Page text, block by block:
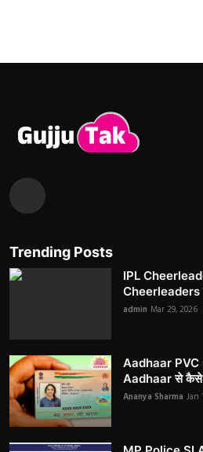
Trending Posts
IPL
Cheerleaders
admin Mar 29, 2026
Aadhaar PVC
Aadhaar से
Ananya Sharma Jan